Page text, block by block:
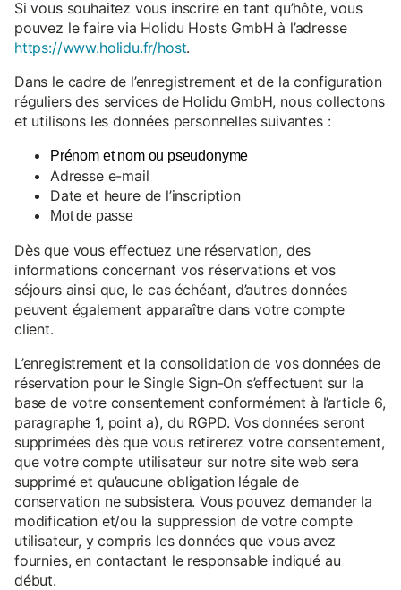
Si vous souhaitez vous inscrire en tant qu’hôte, vous
pouvez le faire via Holidu Hosts GmbH à l’adresse
https://www.holidu.fr/host.
Dans le cadre de l’enregistrement et de la configuration
réguliers des services de Holidu GmbH, nous collectons
et utilisons les données personnelles suivantes :
Prénom et nom ou pseudonyme
Adresse e-mail
Date et heure de l’inscription
Mot de passe
Dès que vous effectuez une réservation, des
informations concernant vos réservations et vos
séjours ainsi que, le cas échéant, d’autres données
peuvent également apparaître dans votre compte
client.
L’enregistrement et la consolidation de vos données de
réservation pour le Single Sign-On s’effectuent sur la
base de votre consentement conformément à l’article 6,
paragraphe 1, point a), du RGPD. Vos données seront
supprimées dès que vous retirerez votre consentement,
que votre compte utilisateur sur notre site web sera
supprimé et qu’aucune obligation légale de
conservation ne subsistera. Vous pouvez demander la
modification et/ou la suppression de votre compte
utilisateur, y compris les données que vous avez
fournies, en contactant le responsable indiqué au
début.